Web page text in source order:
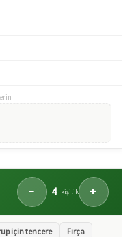
− 4 kişilik +
için tencere Fırça